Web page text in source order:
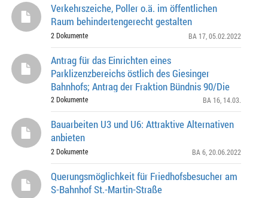
Verkehrszeiche, Poller o.ä. im öffentlichen
Raum behindertengerecht gestalten
2 Dokumente BA 17 , 05.02.2022
Antrag für das Einrichten eines
Parklizenzbereichs östlich des Giesinger
Bahnhofs; Antrag der Fraktion Bündnis 90/Die
Grünen
2 Dokumente BA 16 , 14.03.
Bauarbeiten U3 und U6: Attraktive Alternativen
anbieten
2 Dokumente BA 6 , 20.06.2022
Querungsmöglichkeit für Friedhofsbesucher am
S-Bahnhof St.-Martin-Straße